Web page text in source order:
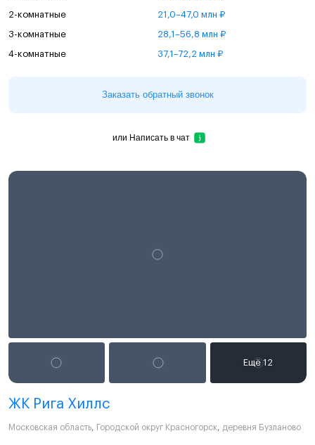
2-комнатные 21,0–47,0 млн ₽
3-комнатные 28,1–56,8 млн ₽
4-комнатные 37,1–72,2 млн ₽
Заказать обратный звонок
или Написать в чат
ЖК Рига Хиллс
Московская область, Городской округ Красногорск, деревня Бузланово